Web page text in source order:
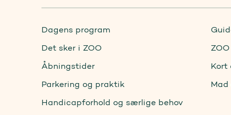
Dagens program
Det sker i ZOO
Åbningstider
Parkering og praktik
Handicapforhold og særlige behov
Kort
Mad